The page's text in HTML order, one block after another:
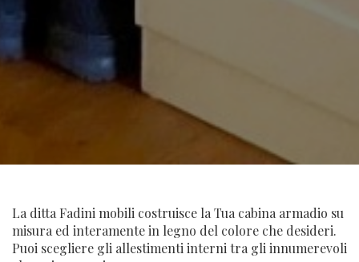
La ditta Fadini mobili costruisce la Tua cabina armadio su
misura ed interamente in legno del colore che desideri.
Puoi scegliere gli allestimenti interni tra gli innumerevoli